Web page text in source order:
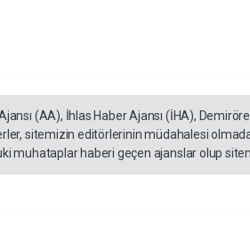
(AA), İhlas Haber Ajansı (İHA),
sitemizin editörlerinin müdahalesi
muhataplar haberi geçen ajanslar olup